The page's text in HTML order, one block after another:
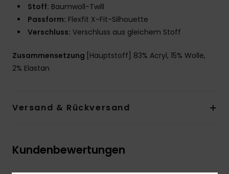
Stoff: Baumwoll-Twill
Passform: Flexfit X-Fit-Silhouette
Verschluss: Verschluss aus gleichem Stoff
Zusammensetzung [Hauptstoff] 83% Acryl, 15% Wolle,
2% Elastan
Versand & Rückversand
Kundenbewertungen